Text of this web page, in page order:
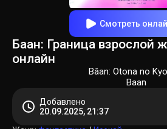
Смотреть
Баан: Граница взрослой
онлайн
Bâan: Otona no
Baan
Добавлено
20.09.2025, 21:37